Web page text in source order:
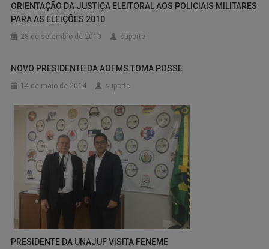
ORIENTAÇÃO DA JUSTIÇA ELEITORAL AOS POLICIAIS MILITARES
PARA AS ELEIÇÕES 2010
28 de setembro de 2010 suporte
NOVO PRESIDENTE DA AOFMS TOMA POSSE
14 de maio de 2014 suporte
PRESIDENTE DA UNAJUF VISITA FENEME